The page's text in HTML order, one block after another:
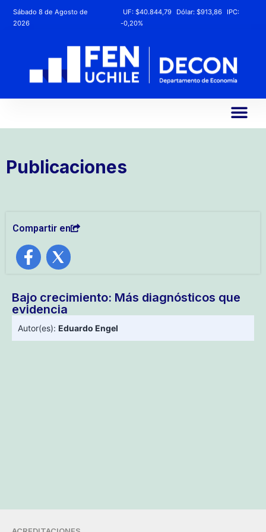
Sábado 8 de Agosto de
2026
UF:$40.844,79 Dólar:$913,86
IPC:
-0,20%
Publicaciones
Compartir en
Bajo crecimiento: Más diagnósticos que
evidencia
Autor(es): Eduardo Engel